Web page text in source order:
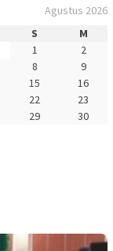
Agustus 2026
S
M
1
2
8
9
15
16
22
23
29
30